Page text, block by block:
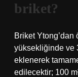
briket?
Briket
yüksekliğinde ve
eklenerek
edilecektir; 100